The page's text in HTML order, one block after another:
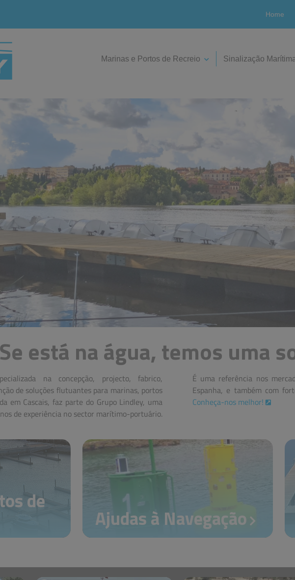
Home
Marinas e Portos de Recreio Sinalização
Se está na água, temos uma
na concepção, projecto, fabrico,
de soluções flutuantes para marinas, portos
em Cascais, faz parte do Grupo Lindley, uma
de experiência no sector marítimo-portuário.
em que participa, principalmente em Portugal e
Espanha, e também com
Conheça-nos melhor!
de
Ajudas à Navegação